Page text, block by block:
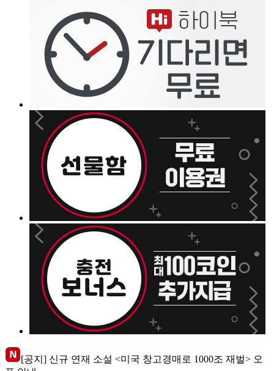
[공지] 신규 연재 소설 <미국 창고경매로 1000조 재벌> 오